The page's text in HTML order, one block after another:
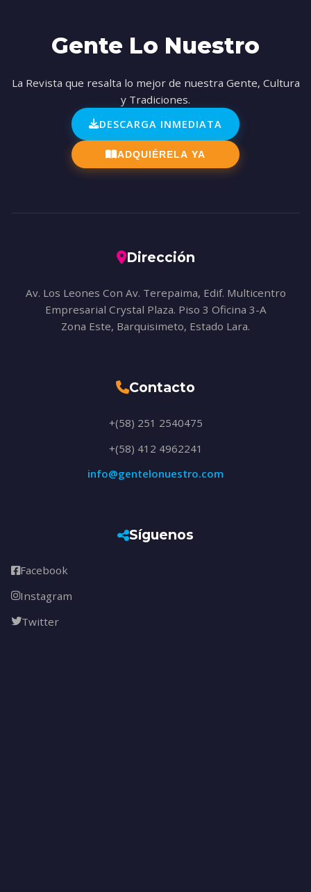
Gente Lo Nuestro
La Revista que resalta lo mejor de nuestra Gente, Cultura
y Tradiciones.
DESCARGA INMEDIATA
ADQUIÉRELA YA
Dirección
Av. Los Leones Con Av. Terepaima, Edif. Multicentro
Empresarial Crystal Plaza. Piso 3 Oficina 3-A
Zona Este, Barquisimeto, Estado Lara.
Contacto
+(58) 251 2540475
+(58) 412 4962241
info@gentelonuestro.com
Síguenos
Facebook
Instagram
Twitter